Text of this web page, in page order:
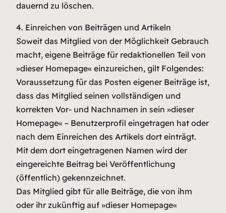
dauernd zu löschen.
4. Einreichen von Beiträgen und Artikeln
Soweit das Mitglied von der Möglichkeit Gebrauch
macht, eigene Beiträge für redaktionellen Teil von
»dieser Homepage« einzureichen, gilt Folgendes:
Voraussetzung für das Posten eigener Beiträge ist,
dass das Mitglied seinen vollständigen und
korrekten Vor- und Nachnamen in sein »dieser
Homepage« – Benutzerprofil eingetragen hat oder
nach dem Einreichen des Artikels dort einträgt.
Mit dem dort eingetragenen Namen wird der
eingereichte Beitrag bei Veröffentlichung
(öffentlich) gekennzeichnet.
Das Mitglied gibt für alle Beiträge, die von ihm
oder ihr zukünftig auf »dieser Homepage«